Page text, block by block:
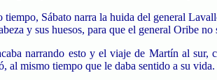
tiempo, Sábato narra la huida del general
y sus huesos, para que el general Oribe no
narrando esto y el viaje de Martín al sur,
al mismo tiempo que le daba sentido a su vida.